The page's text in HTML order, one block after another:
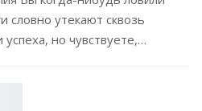
словно утекают сквозь
но чувствуете,…